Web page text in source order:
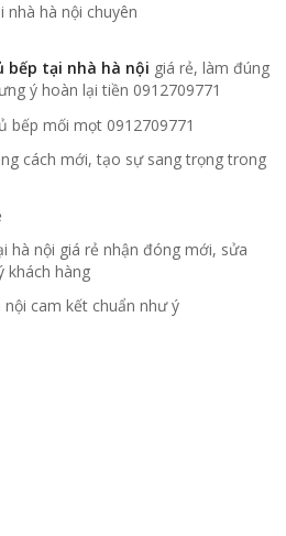
hà nội chuyên
bếp tại nhà hà nội giá rẻ, làm đúng
ý hoàn lại tiền 0912709771
bếp mối mọt 0912709771
cách mới, tạo sự sang trọng trong
hà nội giá rẻ nhận đóng mới, sửa
khách hàng
cam kết chuẩn như ý